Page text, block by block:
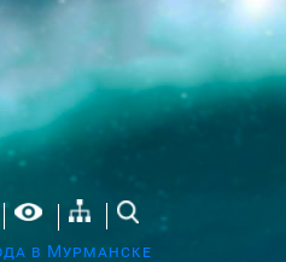
в Мурманске